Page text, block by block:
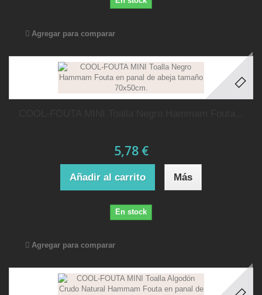
Agregar para comparar
5,78 €
Añadir al carrito Más
En stock
Agregar para comparar